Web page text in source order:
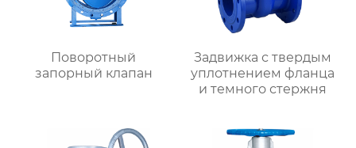
Поворотный
запорный клапан
Задвижка с твердым
уплотнением фланца
и темного стержня